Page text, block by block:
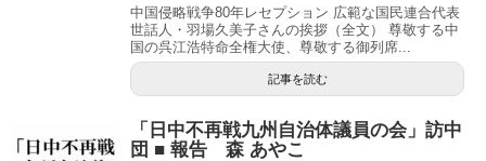
中国侵略戦争80年レセプション 広範な国民連合代表
世話人・羽場久美子さんの挨拶（全文） 尊敬する中
国の呉江浩特命全権大使、尊敬する御列席...
記事を読む
「日中不再戦九州自治体議員の会」訪中
団 ■ 報告 森 あやこ